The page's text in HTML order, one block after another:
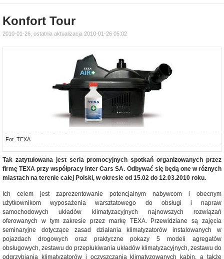
Konfort Tour
2010-01-26, ostatnia aktualizacja 2010-01-26 05:02
Fot. TEXA
Tak zatytułowana jest seria promocyjnych spotkań organizowanych przez
firmę TEXA przy współpracy Inter Cars SA. Odbywać się będą one w różnych
miastach na terenie całej Polski, w okresie od 15.02 do 12.03.2010 roku.
Ich celem jest zaprezentowanie potencjalnym nabywcom i obecnym
użytkownikom wyposażenia warsztatowego do obsługi i napraw
samochodowych układów klimatyzacyjnych najnowszych rozwiązań
oferowanych w tym zakresie przez markę TEXA. Przewidziane są zajęcia
seminaryjne dotyczące zasad działania klimatyzatorów instalowanych w
pojazdach drogowych oraz praktyczne pokazy 5 modeli agregatów
obsługowych, zestawu do przepłukiwania układów klimatyzacyjnych, zestawu do
odgrzybiania klimatyzatorów i oczyszczania klimatyzowanych kabin, a także